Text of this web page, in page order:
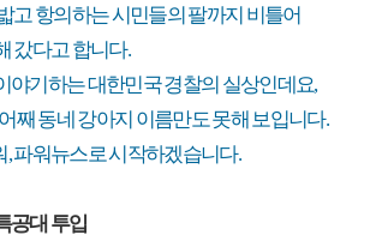
고 항의하는 시민들의 팔까지 비틀어
갔다고 합니다.
야기하는 대한민국 경찰의 실상인데요,
째 동네 강아지 이름만도 못해 보입니다.
파워뉴스로 시작하겠습니다.
공대 투입